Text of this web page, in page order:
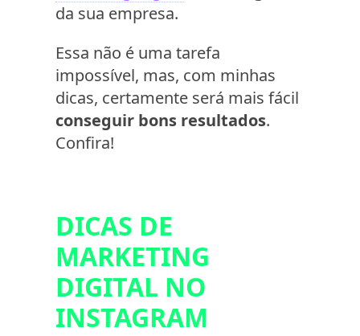
da sua empresa.
Essa não é uma tarefa
impossível, mas, com minhas
dicas, certamente será mais fácil
conseguir bons resultados.
Confira!
DICAS DE
MARKETING
DIGITAL NO
INSTAGRAM